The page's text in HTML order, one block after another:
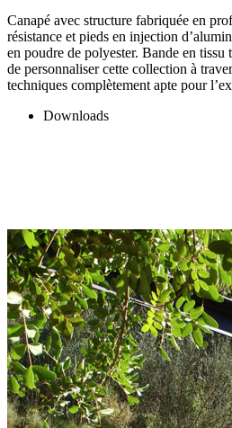
Canapé avec structure fabriquée en
résistance et pieds en injection
en poudre de polyester. Bande en
de personnaliser cette collection à
techniques complètement apte pour
Downloads